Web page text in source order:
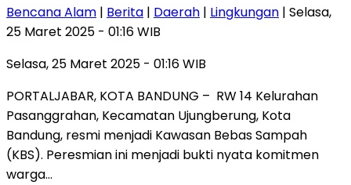
Bencana Alam | Berita | Daerah | Lingkungan | Selasa,
25 Maret 2025 - 01:16 WIB
Selasa, 25 Maret 2025 - 01:16 WIB
PORTALJABAR, KOTA BANDUNG – RW 14 Kelurahan
Pasanggrahan, Kecamatan Ujungberung, Kota
Bandung, resmi menjadi Kawasan Bebas Sampah
(KBS). Peresmian ini menjadi bukti nyata komitmen
warga…